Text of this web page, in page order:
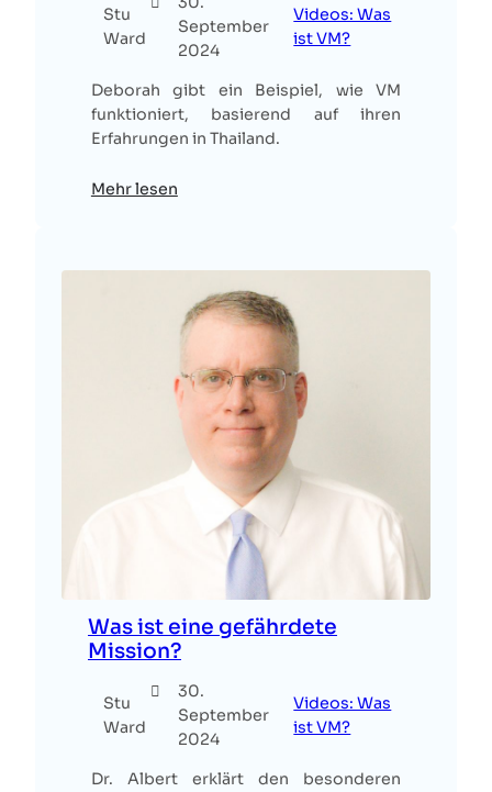
Stu
Ward
September
2024
Videos: Was
ist VM?
Deborah gibt ein Beispiel, wie VM
funktioniert, basierend auf ihren
Erfahrungen in Thailand.
Mehr lesen
Was ist eine gefährdete
Mission?
Stu
Ward
30.
September
2024
Videos: Was
ist VM?
Dr. Albert erklärt den besonderen